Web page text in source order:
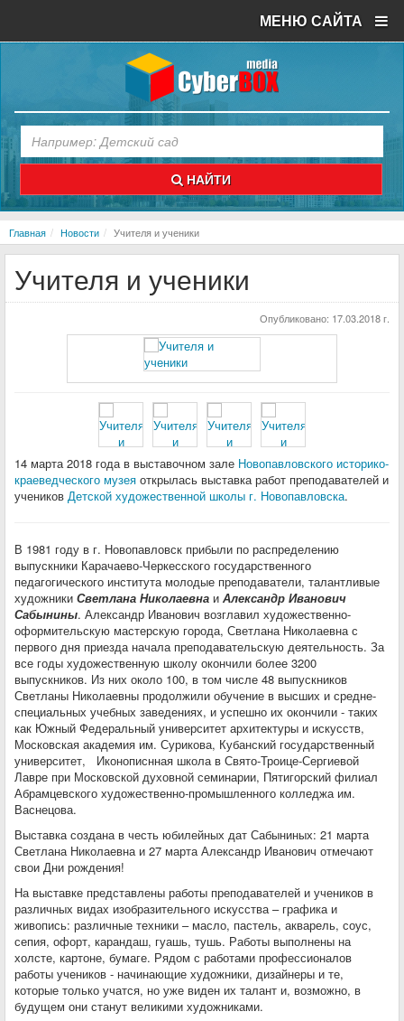
МЕНЮ САЙТА
НАЙТИ
Главная Новости Учителя и ученики
Учителя и ученики
Опубликовано: 17.03.2018 г.
14 марта 2018 года в выставочном зале Новопавловского историко-
краеведческого музея открылась выставка работ преподавателей и
учеников Детской художественной школы г. Новопавловска.
В 1981 году в г. Новопавловск прибыли по распределению
выпускники Карачаево-Черкесского государственного
педагогического института молодые преподаватели, талантливые
художники Светлана Николаевна и Александр Иванович
Сабынины. Александр Иванович возглавил художественно-
оформительскую мастерскую города, Светлана Николаевна с
первого дня приезда начала преподавательскую деятельность. За
все годы художественную школу окончили более 3200
выпускников. Из них около 100, в том числе 48 выпускников
Светланы Николаевны продолжили обучение в высших и средне-
специальных учебных заведениях, и успешно их окончили - таких
как Южный Федеральный университет архитектуры и искусств,
Московская академия им. Сурикова, Кубанский государственный
университет, Иконописнная школа в Свято-Троице-Сергиевой
Лавре при Московской духовной семинарии, Пятигорский филиал
Абрамцевского художественно-промышленного колледжа им.
Васнецова.
Выставка создана в честь юбилейных дат Сабыниных: 21 марта
Светлана Николаевна и 27 марта Александр Иванович отмечают
свои Дни рождения!
На выставке представлены работы преподавателей и учеников в
различных видах изобразительного искусства – графика и
живопись: различные техники – масло, пастель, акварель, соус,
сепия, офорт, карандаш, гуашь, тушь. Работы выполнены на
холсте, картоне, бумаге. Рядом с работами профессионалов
работы учеников - начинающие художники, дизайнеры и те,
которые только учатся, но уже виден их талант и, возможно, в
будущем они станут великими художниками.